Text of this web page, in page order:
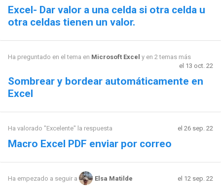
Excel- Dar valor a una celda si otra celda u
otra celdas tienen un valor.
Ha preguntado en el tema en Microsoft Excel y en 2 temas más
el 13 oct. 22
Sombrear y bordear automáticamente en
Excel
Ha valorado "Excelente" la respuesta el 26 sep. 22
Macro Excel PDF enviar por correo
Ha empezado a seguir a Elsa Matilde el 12 sep. 22